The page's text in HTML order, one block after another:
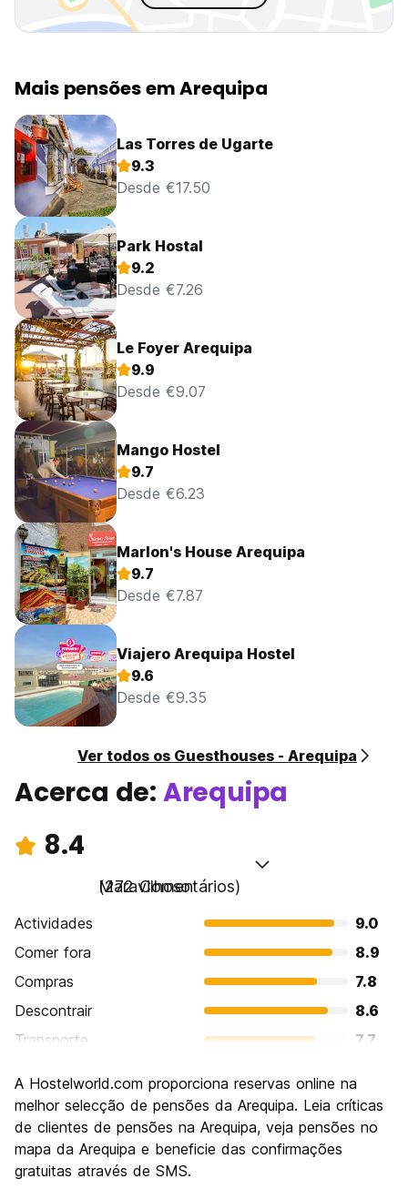
Mais pensões em Arequipa
Las Torres de Ugarte
9.3
Desde €17.50
Park Hostal
9.2
Desde €7.26
Le Foyer Arequipa
9.9
Desde €9.07
Mango Hostel
9.7
Desde €6.23
Marlon's House Arequipa
9.7
Desde €7.87
Viajero Arequipa Hostel
9.6
Desde €9.35
Ver todos os Guesthouses - Arequipa
Acerca de: Arequipa
8.4
Maravilhoso
(272 Comentários)
Actividades
9.0
Comer fora
8.9
Compras
7.8
Descontrair
8.6
Transporte
7.7
Cultura
9.0
Festas / vida noturna
7.5
Custo-beneficio
A Hostelworld.com proporciona reservas online na
melhor selecção de pensões da Arequipa. Leia críticas
de clientes de pensões na Arequipa, veja pensões no
mapa da Arequipa e beneficie das confirmações
gratuitas através de SMS.